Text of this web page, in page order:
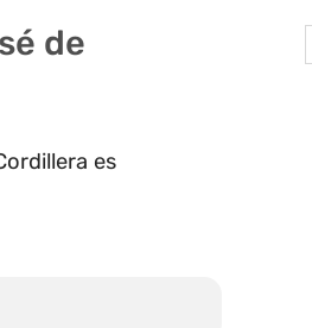
de
es